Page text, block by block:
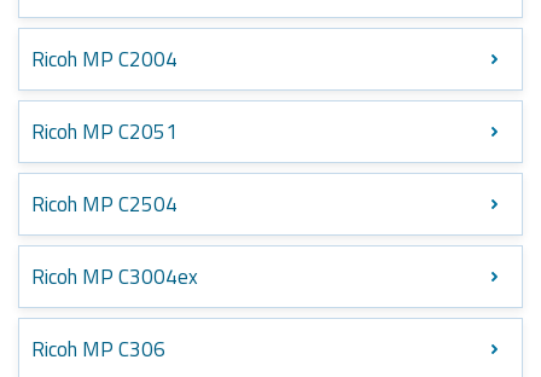
Ricoh MP C2004
Ricoh MP C2051
Ricoh MP C2504
Ricoh MP C3004ex
Ricoh MP C306